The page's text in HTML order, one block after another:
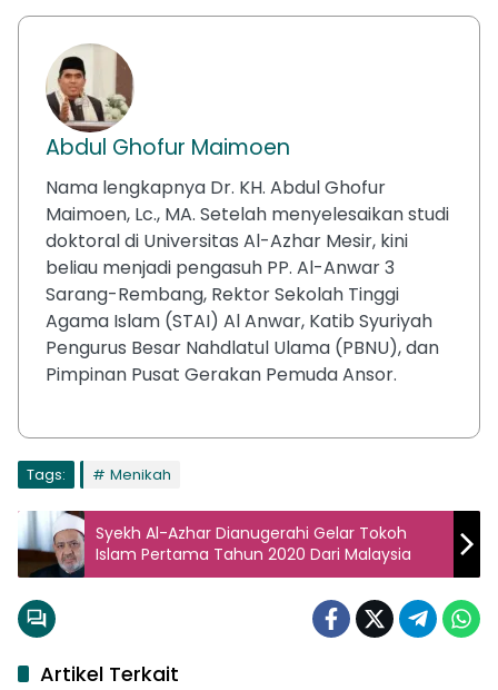
Abdul Ghofur Maimoen
Nama lengkapnya Dr. KH. Abdul Ghofur
Maimoen, Lc., MA. Setelah menyelesaikan studi
doktoral di Universitas Al-Azhar Mesir, kini
beliau menjadi pengasuh PP. Al-Anwar 3
Sarang-Rembang, Rektor Sekolah Tinggi
Agama Islam (STAI) Al Anwar, Katib Syuriyah
Pengurus Besar Nahdlatul Ulama (PBNU), dan
Pimpinan Pusat Gerakan Pemuda Ansor.
Tags: Menikah
Syekh Al-Azhar Dianugerahi Gelar Tokoh
Islam Pertama Tahun 2020 Dari Malaysia
Artikel Terkait